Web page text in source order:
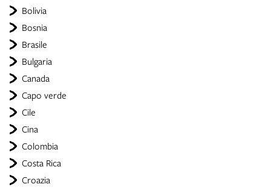
Bolivia
Bosnia
Brasile
Bulgaria
Canada
Capo verde
Cile
Cina
Colombia
Costa Rica
Croazia